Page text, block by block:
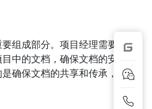
组成部分。项目经理需要通过
中的文档，确保文档的安全和
确保文档的共享和传承，避免